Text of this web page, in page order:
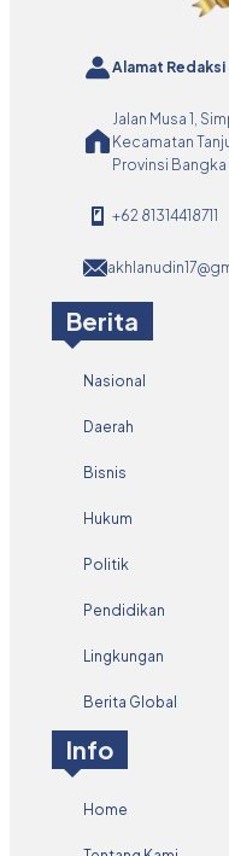
Alamat
Jalan Musa 1,
Kecamatan
Provinsi
+62 81314418711
Berita
Nasional
Daerah
Bisnis
Hukum
Politik
Pendidikan
Lingkungan
Berita Global
Info
Home